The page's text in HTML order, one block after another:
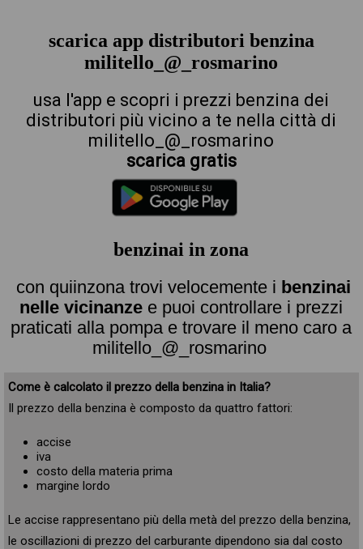
scarica app distributori benzina
militello_@_rosmarino
usa l'app e scopri i prezzi benzina dei
distributori più vicino a te nella città di
militello_@_rosmarino
scarica gratis
benzinai in zona
con quiinzona trovi velocemente i benzinai
nelle vicinanze e puoi controllare i prezzi
praticati alla pompa e trovare il meno caro a
militello_@_rosmarino
Come è calcolato il prezzo della benzina in Italia?
Il prezzo della benzina è composto da quattro fattori:
accise
iva
costo della materia prima
margine lordo
Le accise rappresentano più della metà del prezzo della benzina,
le oscillazioni di prezzo del carburante dipendono sia dal costo